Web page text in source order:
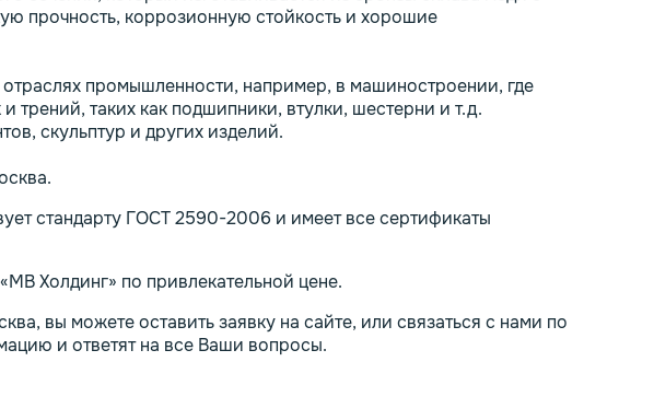
прочность, коррозионную стойкость и хорошие
промышленности, например, в машиностроении, где
трений, таких как подшипники, втулки, шестерни и т.д.
скульптур и других изделий.
стандарту ГОСТ 2590-2006 и имеет все сертификаты
Холдинг» по привлекательной цене.
вы можете оставить заявку на сайте, или связаться с нами по
и ответят на все Ваши вопросы.